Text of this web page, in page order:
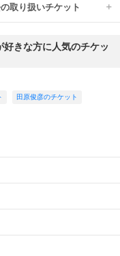
取り扱いチケット
きな方に人気のチケッ
田原俊彦のチケット